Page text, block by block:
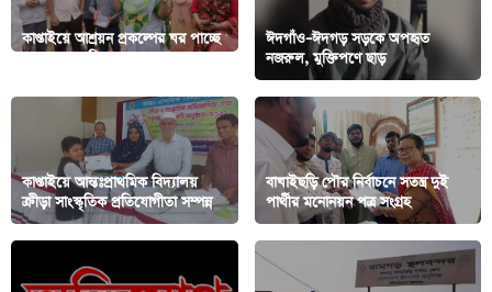
কাপ্তাইয়ে আশ্রয়ন প্রকল্পের ঘর পাচ্ছে
আরো ২৬ পরিবার
ঈদগাঁও–ঈদগড় সড়কে অপহৃত
নজরুল, মুক্তিপণে ছাড়
কাপ্তাইয়ে আন্তঃপ্রাথমিক বিদ্যালয়
ক্রীড়া সাংস্কৃতিক প্রতিযোগীতা সম্পন্ন
বাঘাইছড়ি পৌর নির্বাচনে সতন্ত্র দুই
পার্থীর মনোনয়ন পত্র সংগ্রহ